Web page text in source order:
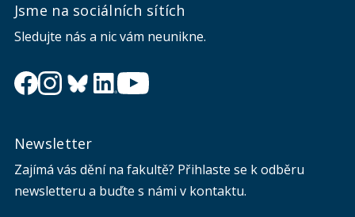
Jsme na sociálních sítích
Sledujte nás a nic vám neunikne.
Newsletter
Zajímá vás dění na fakultě? Přihlaste se k odběru
newsletteru a buďte s námi v kontaktu.